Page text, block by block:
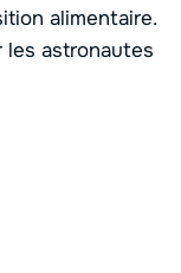
alimentaire.
les astronautes